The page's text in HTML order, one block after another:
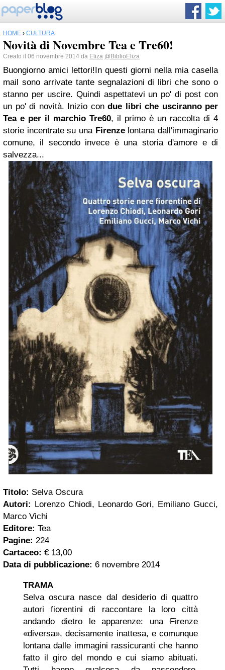
HOME › CULTURA
Novità di Novembre Tea e Tre60!
Creato il 06 novembre 2014 da Eliza @BiblioEliza
Buongiorno amici lettori!In questi giorni nella mia casella
mail sono arrivate tante segnalazioni di libri che sono o
stanno per uscire. Quindi aspettatevi un po' di post con
un po' di novità. Inizio con due libri che usciranno per
Tea e per il marchio Tre60, il primo è un raccolta di 4
storie incentrate su una Firenzelontana dall'immaginario
comune, il secondo invece è una storia d'amore e di
salvezza...
Titolo: Selva Oscura
Autori: Lorenzo Chiodi, Leonardo Gori, Emiliano Gucci,
Marco Vichi
Editore: Tea
Pagine: 224
Cartaceo: € 13,00
Data di pubblicazione: 6 novembre 2014
TRAMA
Selva oscura nasce dal desiderio di quattro
autori fiorentini di raccontare la loro città
andando dietro le apparenze: una Firenze
«diversa», decisamente inattesa, e comunque
lontana dalle immagini rassicuranti che hanno
fatto il giro del mondo e cui siamo abituati.